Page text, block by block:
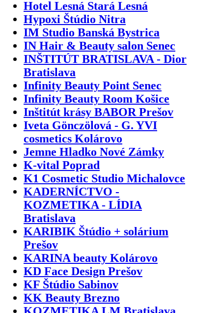
Hotel Lesná Stará Lesná
Hypoxi Štúdio Nitra
IM Studio Banská Bystrica
IN Hair & Beauty salon Senec
INŠTITÚT BRATISLAVA - Dior
Bratislava
Infinity Beauty Point Senec
Infinity Beauty Room Košice
Inštitút krásy BABOR Prešov
Iveta Gönczölová - G. YVI
cosmetics Kolárovo
Jemne Hladko Nové Zámky
K-vital Poprad
K1 Cosmetic Studio Michalovce
KADERNÍCTVO -
KOZMETIKA - LÍDIA
Bratislava
KARIBIK Štúdio + solárium
Prešov
KARINA beauty Kolárovo
KD Face Design Prešov
KF Štúdio Sabinov
KK Beauty Brezno